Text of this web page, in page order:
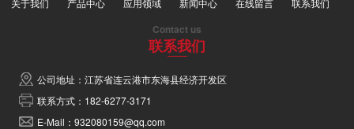
关于我们 产品中心 应用领域 新闻中心 在线留言 联系我们
Contact us
联系我们
公司地址：江苏省连云港市东海县经济开发区
联系方式：182-6277-3171
E-Mail：932080159@qq.com